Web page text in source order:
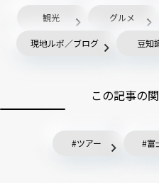
観光 グルメ
現地ルポ／ブログ 豆知
この記事の
ツアー 富